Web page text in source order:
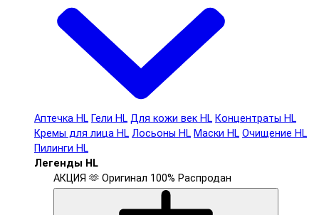
Аптечка HL Гели HL Для кожи век HL Концентраты HL
Кремы для лица HL Лосьоны HL Маски HL Очищение HL
Пилинги HL
Легенды HL
АКЦИЯ 🫶 Оригинал 100% Распродан